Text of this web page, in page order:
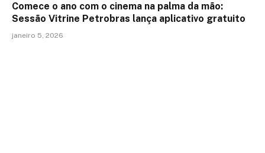
Comece o ano com o cinema na palma da mão:
Sessão Vitrine Petrobras lança aplicativo gratuito
janeiro 5, 2026